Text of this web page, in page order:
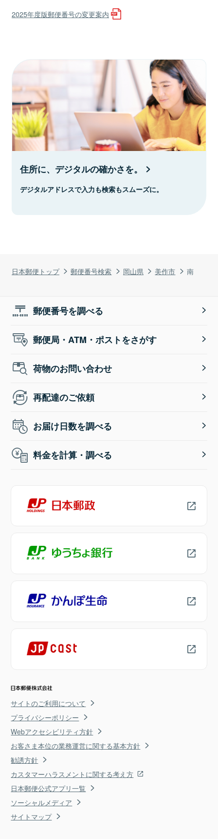
日本郵便トップ 郵便番号検索 岡山県 美作市 南
2025年度版郵便番号の変更案内
住所に、デジタルの確かさを。
デジタルアドレスで入力も検索もスムーズに。
郵便番号を調べる
郵便局・ATM・ポストをさがす
荷物のお問い合わせ
再配達のご依頼
お届け日数を調べる
料金を計算・調べる
サイトのご利用について
プライバシーポリシー
Webアクセシビリティ方針
お客さま本位の業務運営に関する基本方針
勧誘方針
カスタマーハラスメントに関する考え方
日本郵便公式アプリ一覧
ソーシャルメディア
サイトマップ